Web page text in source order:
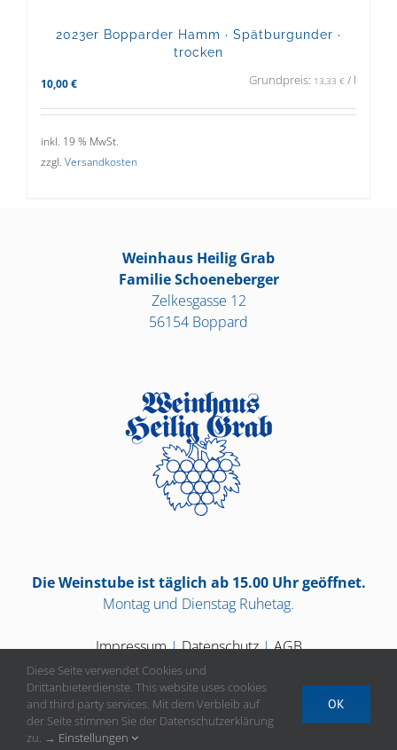
2023er Bopparder Hamm · Spätburgunder ·
trocken
10,00 € Grundpreis: 13,33 € / l
inkl. 19 % MwSt.
zzgl. Versandkosten
Weinhaus Heilig Grab
Familie Schoeneberger
Zelkesgasse 12
56154 Boppard
Die Weinstube ist täglich ab 15.00 Uhr geöffnet.
Montag und Dienstag Ruhetag.
Impressum|Datenschutz|AGB
Diese Seite verwendet Cookies und
Drittanbieterdienste. This website uses cookies
and third party services. Mit dem Verbleib auf
der Seite stimmen Sie der Datenschutzerklärung
zu. → Einstellungen
OK